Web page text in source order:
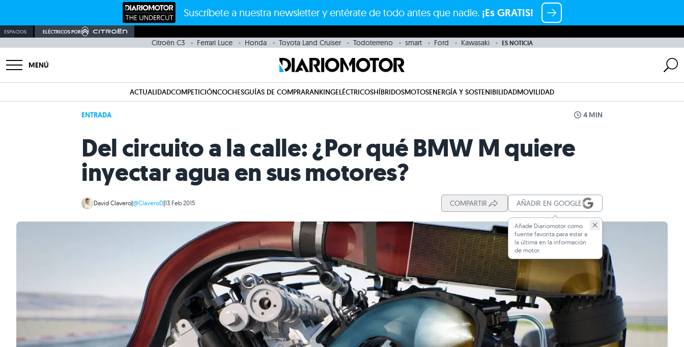
Suscríbete a nuestra newsletter y entérate de todo antes que nadie. ¡Es GRATIS!
ESPACIOS ELÉCTRICOS POR
Citroën C3 Ferrari Luce Honda Toyota Land Cruiser Todoterreno smart Ford Kawasaki ES NOTICIA
MENÚ
ACTUALIDADCOMPETICIÓNCOCHESGUÍAS DE COMPRARANKINGELÉCTRICOSHÍBRIDOSMOTOSENERGÍA Y SOSTENIBILIDADMOVILIDAD
ENTRADA 4 MIN
Del circuito a la calle: ¿Por qué BMW M quiere
inyectar agua en sus motores?
David Clavero|@ClaveroD|13 Feb 2015 COMPARTIR AÑADIR EN GOOGLE
Añade Diariomotor como
fuente favorita para estar a
la última en la información
de motor.